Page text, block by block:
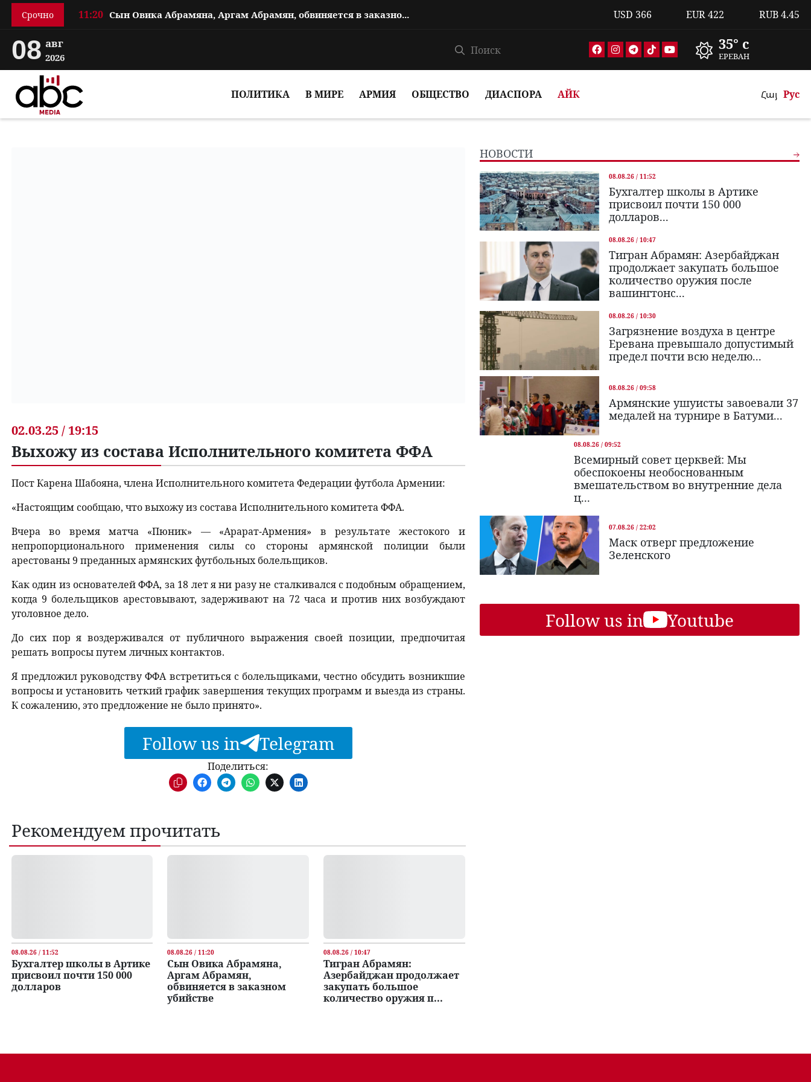
Срочно 11:20 Сын Овика Абрамяна, Аргам Абрамян, обвиняется в заказном убийстве USD 366 EUR422 RUB4.45
08 авг
2026
35° c
ЕРЕВАН
ПОЛИТИКА В МИРЕ АРМИЯ ОБЩЕСТВО ДИАСПОРА АЙК Հայ Рус
02.03.25 / 19:15
Выхожу из состава Исполнительного комитета ФФА
Пост Карена Шабояна, члена Исполнительного комитета Федерации футбола Армении:
«Настоящим сообщаю, что выхожу из состава Исполнительного комитета ФФА.
Вчера во время матча «Пюник» — «Арарат-Армения» в результате жестокого и
непропорционального применения силы со стороны армянской полиции были
арестованы 9 преданных армянских футбольных болельщиков.
Как один из основателей ФФА, за 18 лет я ни разу не сталкивался с подобным обращением,
когда 9 болельщиков арестовывают, задерживают на 72 часа и против них возбуждают
уголовное дело.
До сих пор я воздерживался от публичного выражения своей позиции, предпочитая
решать вопросы путем личных контактов.
Я предложил руководству ФФА встретиться с болельщиками, честно обсудить возникшие
вопросы и установить четкий график завершения текущих программ и выезда из страны.
К сожалению, это предложение не было принято».
Follow us in Telegram
Поделиться:
Рекомендуем прочитать
08.08.26 / 11:52
Бухгалтер школы в Артике
присвоил почти 150 000
долларов
08.08.26 / 11:20
Сын Овика Абрамяна,
Аргам Абрамян,
обвиняется в заказном
убийстве
08.08.26 / 10:47
Тигран Абрамян:
Азербайджан продолжает
закупать большое
количество оружия п...
НОВОСТИ
08.08.26 / 11:52
Бухгалтер школы в Артике
присвоил почти 150 000
долларов...
08.08.26 / 10:47
Тигран Абрамян: Азербайджан
продолжает закупать большое
количество оружия после
вашингтонс...
08.08.26 / 10:30
Загрязнение воздуха в центре
Еревана превышало допустимый
предел почти всю неделю...
08.08.26 / 09:58
Армянские ушуисты завоевали 37
медалей на турнире в Батуми...
08.08.26 / 09:52
Всемирный совет церквей: Мы
обеспокоены необоснованным
вмешательством во внутренние дела
ц...
07.08.26 / 22:02
Маск отверг предложение
Зеленского
Follow us in Youtube